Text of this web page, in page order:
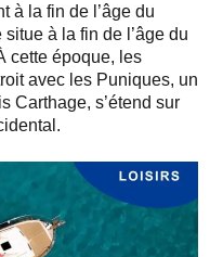
à la fin de l’âge du
à la fin de l’âge du
cette époque, les
avec les Puniques, un
Carthage, s’étend sur